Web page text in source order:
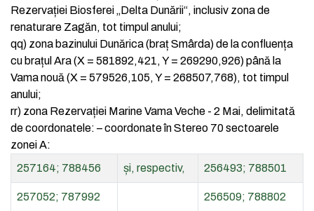
Rezervației Biosferei „Delta Dunării“, inclusiv zona de
renaturare Zagăn, tot timpul anului;
qq) zona bazinului Dunărica (braț Smârda) de la confluența
cu brațul Ara (X = 581892,421, Y = 269290,926) până la
Vama nouă (X = 579526,105, Y = 268507,768), tot timpul
anului;
rr) zona Rezervației Marine Vama Veche - 2 Mai, delimitată
de coordonatele: –coordonate în Stereo 70 sectoarele
zonei A:
257164; 788456
și, respectiv, 256493; 788501
257052; 787992 256509; 788802